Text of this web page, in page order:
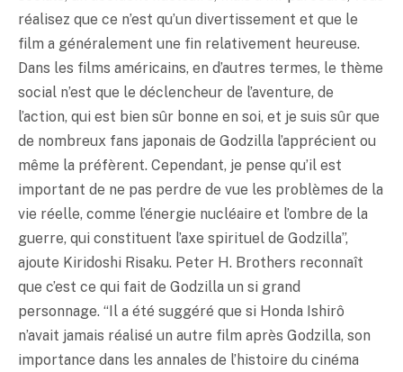
réalisez que ce n’est qu’un divertissement et que le
film a généralement une fin relativement heureuse.
Dans les films américains, en d’autres termes, le thème
social n’est que le déclencheur de l’aventure, de
l’action, qui est bien sûr bonne en soi, et je suis sûr que
de nombreux fans japonais de Godzilla l’apprécient ou
même la préfèrent. Cependant, je pense qu’il est
important de ne pas perdre de vue les problèmes de la
vie réelle, comme l’énergie nucléaire et l’ombre de la
guerre, qui constituent l’axe spirituel de Godzilla”,
ajoute Kiridoshi Risaku. Peter H. Brothers reconnaît
que c’est ce qui fait de Godzilla un si grand
personnage. “Il a été suggéré que si Honda Ishirô
n’avait jamais réalisé un autre film après Godzilla, son
importance dans les annales de l’histoire du cinéma